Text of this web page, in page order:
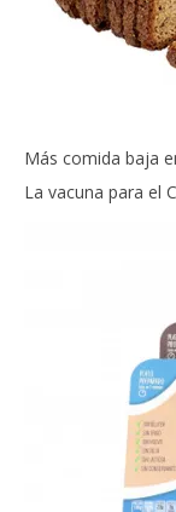
Más comida baja
La vacuna para el